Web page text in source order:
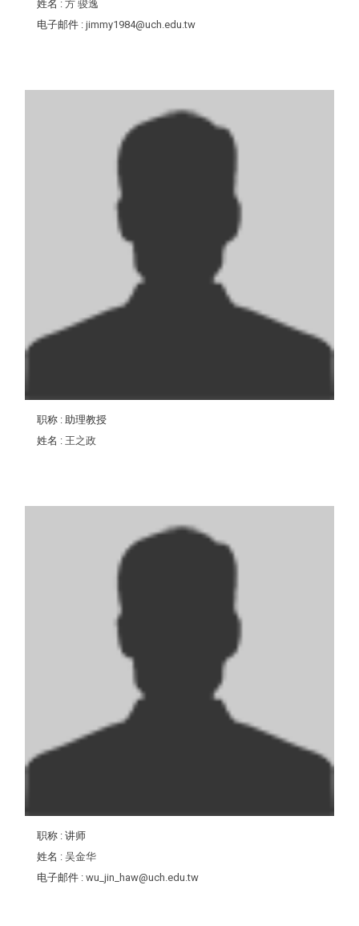
姓名 : 方 骏逸
电子邮件 : jimmy1984@uch.edu.tw
职称 : 助理教授
姓名 : 王之政
职称 : 讲师
姓名 : 吴金华
电子邮件 : wu_jin_haw@uch.edu.tw